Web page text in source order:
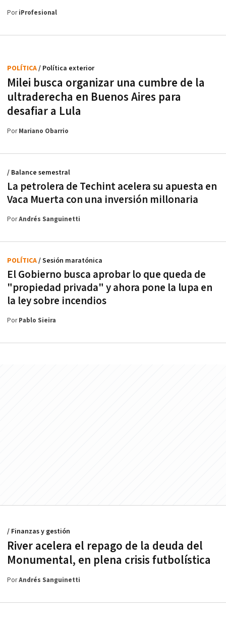
PoriProfesional
Milei busca organizar una cumbre de la
ultraderecha en Buenos Aires para
desafiar a Lula
POLÍTICA/ Política exterior
PorMariano Obarrio
La petrolera de Techint acelera su apuesta en
Vaca Muerta con una inversión millonaria
/ Balance semestral
PorAndrés Sanguinetti
El Gobierno busca aprobar lo que queda de
"propiedad privada" y ahora pone la lupa en
la ley sobre incendios
POLÍTICA/ Sesión maratónica
PorPablo Sieira
River acelera el repago de la deuda del
Monumental, en plena crisis futbolística
/ Finanzas y gestión
PorAndrés Sanguinetti